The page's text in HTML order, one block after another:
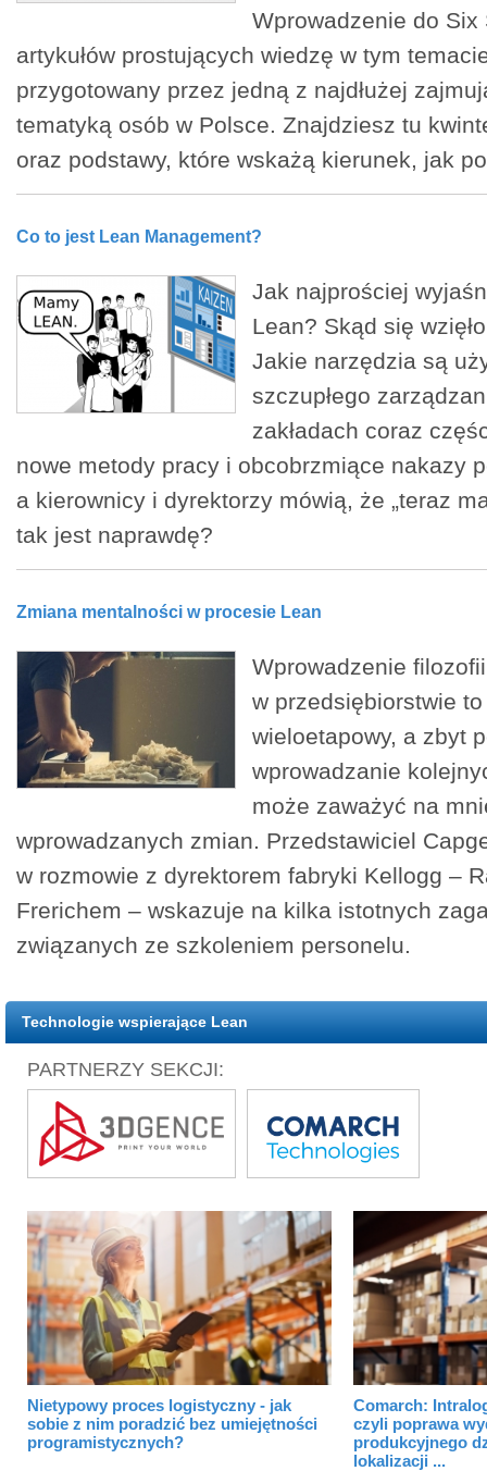
Wprowadzenie do Six
artykułów prostujących wiedzę w tym
przygotowany przez jedną z najdłużej
tematyką osób w Polsce. Znajdziesz tu
oraz podstawy, które wskażą kierunek, jak
Co to jest Lean Management?
Jak najprościej
Lean? Skąd się
Jakie narzędzia są
szczupłego
zakładach coraz
nowe metody pracy i obcobrzmiące nakazy
a kierownicy i dyrektorzy mówią, że „teraz
tak jest naprawdę?
Zmiana mentalności w procesie Lean
Wprowadzenie
w przedsiębiorstwie
wieloetapowy, a zbyt
wprowadzanie
może zaważyć na
wprowadzanych zmian. Przedstawiciel
w rozmowie z dyrektorem fabryki Kellogg –
Frerichem – wskazuje na kilka istotnych
związanych ze szkoleniem personelu.
Technologie wspierające Lean
PARTNERZY SEKCJI:
Nietypowy proces logistyczny - jak
sobie z nim poradzić bez umiejętności
programistycznych?
Comarch:
czyli poprawa
produkcyjnego
lokalizacji ...